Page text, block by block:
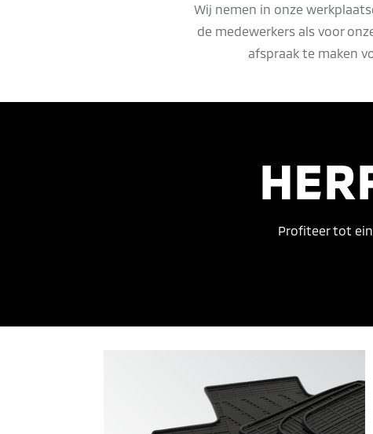
Wij nemen in onze
de medewerkers als voor
afspraak te maken
Profiteer tot